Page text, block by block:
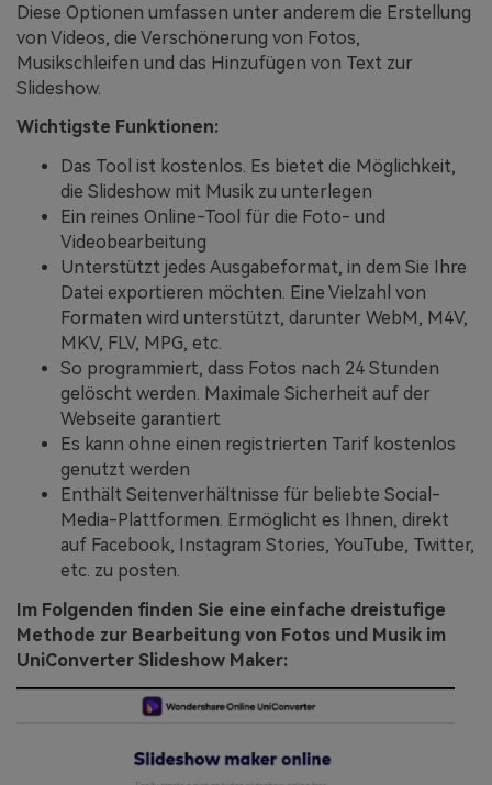
Diese Optionen umfassen unter anderem die Erstellung
von Videos, die Verschönerung von Fotos,
Musikschleifen und das Hinzufügen von Text zur
Slideshow.
Wichtigste Funktionen:
Das Tool ist kostenlos. Es bietet die Möglichkeit,
die Slideshow mit Musik zu unterlegen
Ein reines Online-Tool für die Foto- und
Videobearbeitung
Unterstützt jedes Ausgabeformat, in dem Sie Ihre
Datei exportieren möchten. Eine Vielzahl von
Formaten wird unterstützt, darunter WebM, M4V,
MKV, FLV, MPG, etc.
So programmiert, dass Fotos nach 24 Stunden
gelöscht werden. Maximale Sicherheit auf der
Webseite garantiert
Es kann ohne einen registrierten Tarif kostenlos
genutzt werden
Enthält Seitenverhältnisse für beliebte Social-
Media-Plattformen. Ermöglicht es Ihnen, direkt
auf Facebook, Instagram Stories, YouTube, Twitter,
etc. zu posten.
Im Folgenden finden Sie eine einfache dreistufige
Methode zur Bearbeitung von Fotos und Musik im
UniConverter Slideshow Maker: